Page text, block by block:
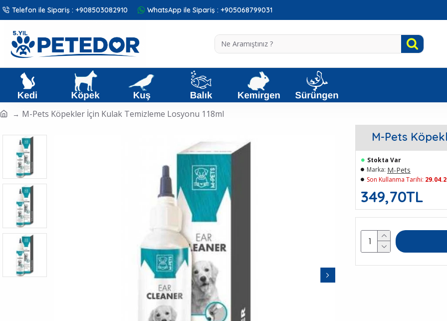
Telefon ile Sipariş : +908503082910 WhatsApp ile Sipariş : +905068799031
M-Pets Köpekler İçin Kulak Temizleme Losyonu 118ml
M-Pets
349,70TL
Stokta Var
Marka: M-Pets
Son Kullanma Tarihi: